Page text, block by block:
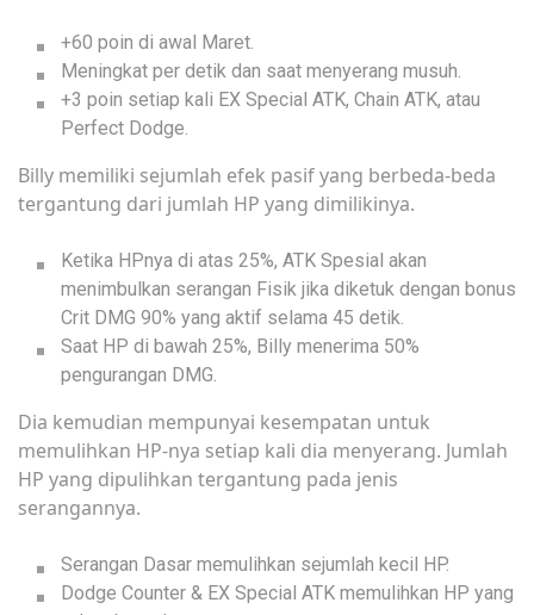
+60 poin di awal Maret.
Meningkat per detik dan saat menyerang musuh.
+3 poin setiap kali EX Special ATK, Chain ATK, atau
Perfect Dodge.
Billy memiliki sejumlah efek pasif yang berbeda-beda
tergantung dari jumlah HP yang dimilikinya.
Ketika HPnya di atas 25%, ATK Spesial akan
menimbulkan serangan Fisik jika diketuk dengan bonus
Crit DMG 90% yang aktif selama 45 detik.
Saat HP di bawah 25%, Billy menerima 50%
pengurangan DMG.
Dia kemudian mempunyai kesempatan untuk
memulihkan HP-nya setiap kali dia menyerang. Jumlah
HP yang dipulihkan tergantung pada jenis
serangannya.
Serangan Dasar memulihkan sejumlah kecil HP.
Dodge Counter & EX Special ATK memulihkan HP yang